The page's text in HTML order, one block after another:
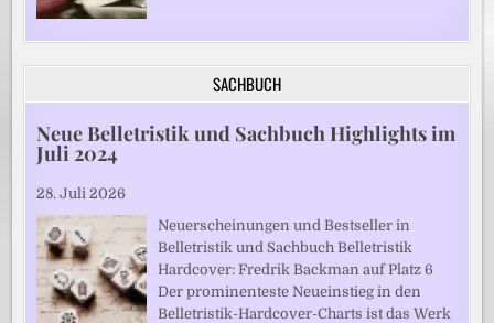
SACHBUCH
Neue Belletristik und Sachbuch Highlights im
Juli 2024
28. Juli 2026
Neuerscheinungen und Bestseller in
Belletristik und Sachbuch Belletristik
Hardcover: Fredrik Backman auf Platz 6
Der prominenteste Neueinstieg in den
Belletristik-Hardcover-Charts ist das Werk